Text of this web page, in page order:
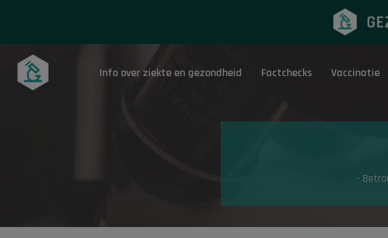
Onderwerpen
Info over ziekte en gezondheid Factchecks Vaccinatie
-